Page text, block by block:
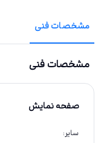
مشخصات فنی
مشخصات فنی
صفحه نمایش
سایر: